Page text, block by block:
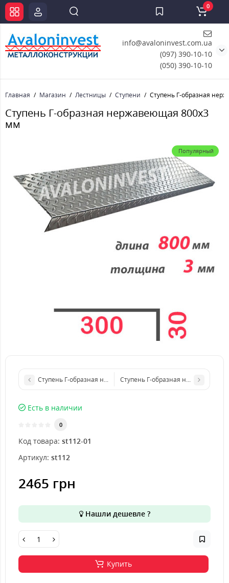
info@avaloninvest.com.ua
(097) 390-10-10
(050) 390-10-10
0
Главная Магазин Лестницы Ступени Ступень Г-образная
Ступень Г-образная нержавеющая 800x3
мм
Популярный
Ступень Г-образная нержавеющая 600x4 ммСтупень Г-образная нержавеющая
Есть в наличии
0
Код товара: st112-01
Артикул: st112
2465 грн
Нашли дешевле ?
Купить